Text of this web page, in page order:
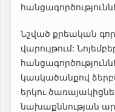
Նշված քրեական
վարույթում:
կասկածանքով
երկու
նախաքննության